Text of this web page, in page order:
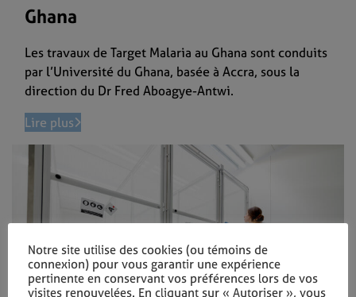
Ghana
Les travaux de Target Malaria au Ghana sont conduits
par l’Université du Ghana, basée à Accra, sous la
direction du Dr Fred Aboagye-Antwi.
Lire plus
Notre site utilise des cookies (ou témoins de
connexion) pour vous garantir une expérience
pertinente en conservant vos préférences lors de vos
visites renouvelées. En cliquant sur « Autoriser », vous